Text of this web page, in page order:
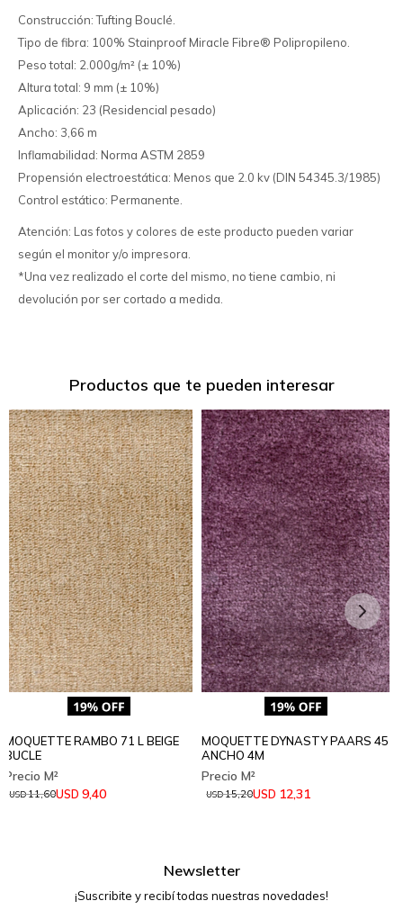
Construcción: Tufting Bouclé.
Tipo de fibra: 100% Stainproof Miracle Fibre® Polipropileno.
Peso total: 2.000g/m² (± 10%)
Altura total: 9 mm (± 10%)
Aplicación: 23 (Residencial pesado)
Ancho: 3,66 m
Inflamabilidad: Norma ASTM 2859
Propensión electroestática: Menos que 2.0 kv (DIN 54345.3/1985)
Control estático: Permanente.
Atención: Las fotos y colores de este producto pueden variar
según el monitor y/o impresora.
*Una vez realizado el corte del mismo, no tiene cambio, ni
devolución por ser cortado a medida.
Productos que te pueden interesar
MOQUETTE RAMBO 71 L BEIGE
BUCLE
USD 9,40
USD11,60
MOQUETTE DYNASTY PAARS 45
ANCHO 4M
USD 12,31
USD15,20
Newsletter
¡Suscribite y recibí todas nuestras novedades!